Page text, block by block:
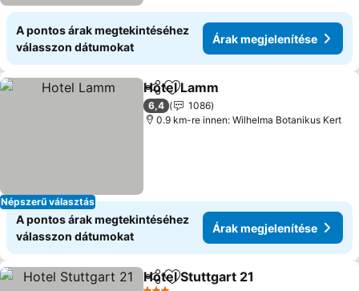
A pontos árak megtekintéséhez
válasszon dátumokat
Árak megjelenítése
Népszerű választás
Megosztás
Hozzáadás a kedvencekhez
Hotel Lamm
6,4
1086
0.9 km-re innen: Wilhelma Botanikus Kert
A pontos árak megtekintéséhez
válasszon dátumokat
Árak megjelenítése
Megosztás
Hozzáadás a kedvencekhez
Hotel Stuttgart 21